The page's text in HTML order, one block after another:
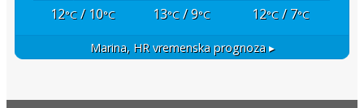
12°C/ 10°C 13°C/ 9°C 12°C/ 7°C
Marina, HRvremenska prognoza ▸